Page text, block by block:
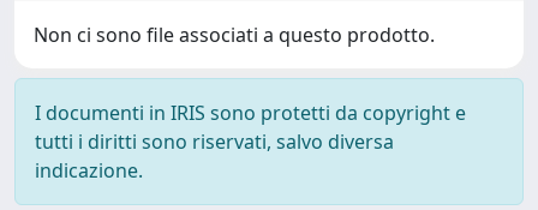
Non ci sono file associati a questo prodotto.
I documenti in IRIS sono protetti da copyright e
tutti i diritti sono riservati, salvo diversa
indicazione.